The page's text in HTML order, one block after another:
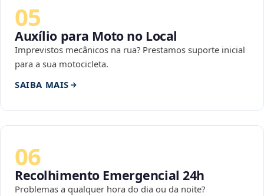
05
Auxílio para Moto no Local
Imprevistos mecânicos na rua? Prestamos suporte inicial
para a sua motocicleta.
SAIBA MAIS
06
Recolhimento Emergencial 24h
Problemas a qualquer hora do dia ou da noite?